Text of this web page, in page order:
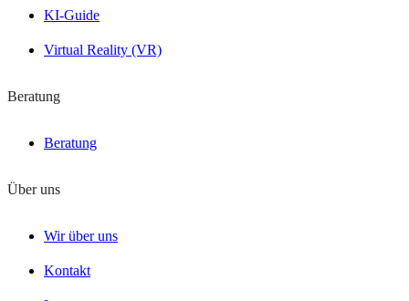
KI-Guide
Virtual Reality (VR)
Beratung
Beratung
Über uns
Wir über uns
Kontakt